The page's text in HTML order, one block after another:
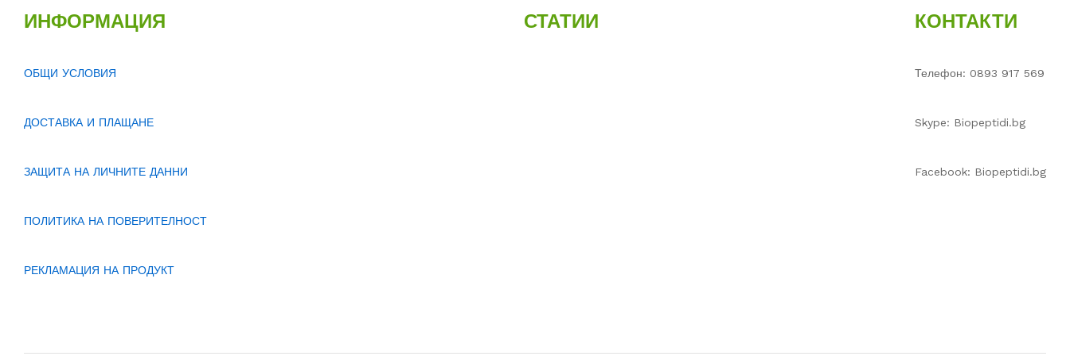
ИНФОРМАЦИЯ
ОБЩИ УСЛОВИЯ
ДОСТАВКА И ПЛАЩАНЕ
ЗАЩИТА НА ЛИЧНИТЕ ДАННИ
ПОЛИТИКА НА ПОВЕРИТЕЛНОСТ
РЕКЛАМАЦИЯ НА ПРОДУКТ
СТАТИИ КОНТАКТИ
Телефон: 0893 917 569
Skype: Biopeptidi.bg
Facebook: Biopeptidi.bg